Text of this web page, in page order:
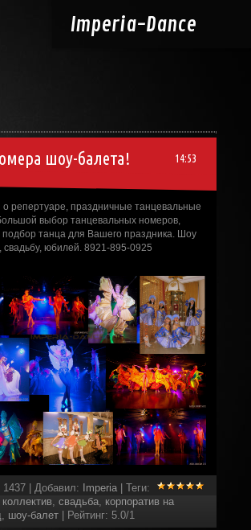
Imperia-Dance
14:53
шоу-балета!
репертуаре, праздничные танцевальные
выбор танцевальных номеров,
подбор танца для Вашего праздника. Шоу
свадьбу, юбилей. 8921-895-0925
1437| Добавил: Imperia Теги:
, свадьба, корпоратив на
, шоу-балет Рейтинг: 5.0/1